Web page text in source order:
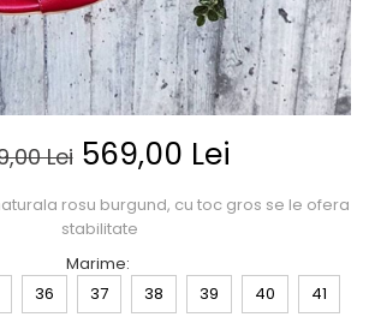
Lei 569,00 Lei
rosu burgund, cu toc gros se le ofera
stabilitate
Marime:
36 37 38 39 40 41